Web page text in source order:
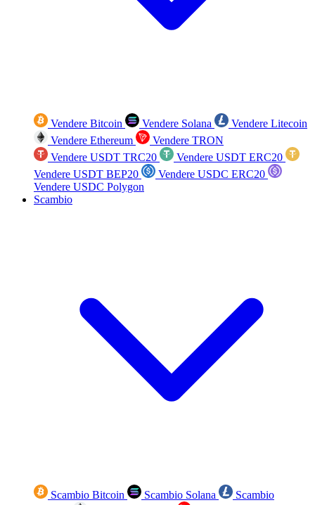
Vendere Bitcoin Vendere Solana
Vendere Litecoin
Vendere Ethereum
Vendere TRON
Vendere USDT TRC20
Vendere USDT ERC20
Vendere USDT BEP20
Vendere USDC ERC20
Vendere USDC Polygon
Scambio
Scambio Bitcoin Scambio Solana
Scambio